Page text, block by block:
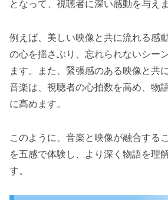
となって、視聴者に深い感動を与えま
例えば、美しい映像と共に流れる感
の心を揺さぶり、忘れられないシー
ます。また、緊張感のある映像と共
音楽は、視聴者の心拍数を高め、物
に高めます。
このように、音楽と映像が融合する
を五感で体験し、より深く物語を理
す。